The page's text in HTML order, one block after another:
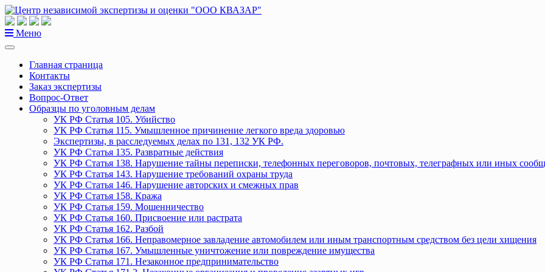
Перейти
к
содержанию
Меню
Главная страница
Контакты
Заказ экспертизы
Вопрос-Ответ
Образцы по уголовным делам
УК РФ Статья 105. Убийство
УК РФ Статья 115. Умышленное причинение легкого вреда здоровью
Экспертизы, в расследуемых делах по 131, 132 УК РФ.
УК РФ Статья 135. Развратные действия
УК РФ Статья 138. Нарушение тайны переписки, телефонных переговоров, почтовых, телеграфных или иных
УК РФ Статья 143. Нарушение требований охраны труда
УК РФ Статья 146. Нарушение авторских и смежных прав
УК РФ Статья 158. Кража
УК РФ Статья 159. Мошенничество
УК РФ Статья 160. Присвоение или растрата
УК РФ Статья 162. Разбой
УК РФ Статья 166. Неправомерное завладение автомобилем или иным транспортным средством без цели хищения
УК РФ Статья 167. Умышленные уничтожение или повреждение имущества
УК РФ Статья 171. Незаконное предпринимательство